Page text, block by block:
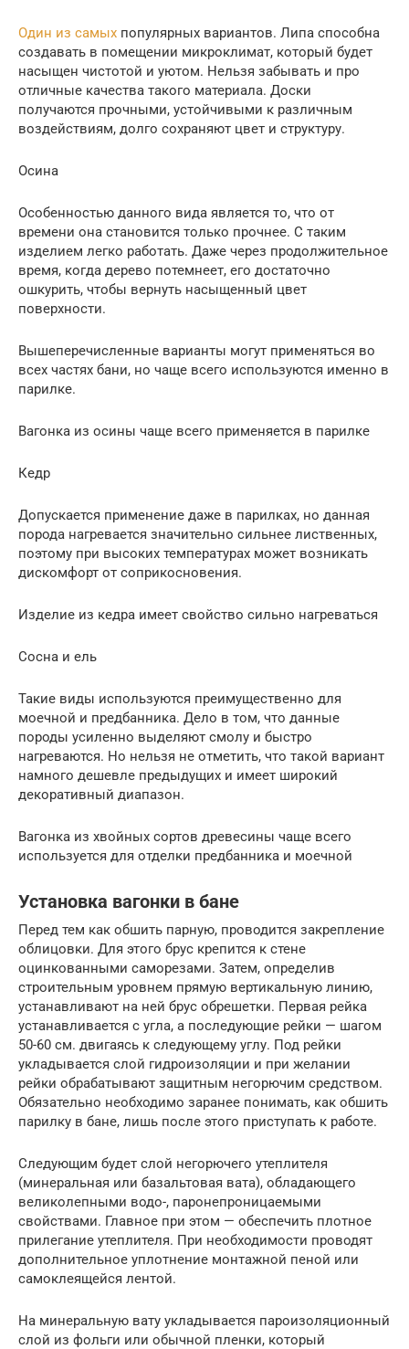
Один из самых популярных вариантов. Липа способна
создавать в помещении микроклимат, который будет
насыщен чистотой и уютом. Нельзя забывать и про
отличные качества такого материала. Доски
получаются прочными, устойчивыми к различным
воздействиям, долго сохраняют цвет и структуру.
Осина
Особенностью данного вида является то, что от
времени она становится только прочнее. С таким
изделием легко работать. Даже через продолжительное
время, когда дерево потемнеет, его достаточно
ошкурить, чтобы вернуть насыщенный цвет
поверхности.
Вышеперечисленные варианты могут применяться во
всех частях бани, но чаще всего используются именно в
парилке.
Вагонка из осины чаще всего применяется в парилке
Кедр
Допускается применение даже в парилках, но данная
порода нагревается значительно сильнее лиственных,
поэтому при высоких температурах может возникать
дискомфорт от соприкосновения.
Изделие из кедра имеет свойство сильно нагреваться
Сосна и ель
Такие виды используются преимущественно для
моечной и предбанника. Дело в том, что данные
породы усиленно выделяют смолу и быстро
нагреваются. Но нельзя не отметить, что такой вариант
намного дешевле предыдущих и имеет широкий
декоративный диапазон.
Вагонка из хвойных сортов древесины чаще всего
используется для отделки предбанника и моечной
Установка вагонки в бане
Перед тем как обшить парную, проводится закрепление
облицовки. Для этого брус крепится к стене
оцинкованными саморезами. Затем, определив
строительным уровнем прямую вертикальную линию,
устанавливают на ней брус обрешетки. Первая рейка
устанавливается с угла, а последующие рейки — шагом
50-60 см. двигаясь к следующему углу. Под рейки
укладывается слой гидроизоляции и при желании
рейки обрабатывают защитным негорючим средством.
Обязательно необходимо заранее понимать, как обшить
парилку в бане, лишь после этого приступать к работе.
Следующим будет слой негорючего утеплителя
(минеральная или базальтовая вата), обладающего
великолепными водо-, паронепроницаемыми
свойствами. Главное при этом — обеспечить плотное
прилегание утеплителя. При необходимости проводят
дополнительное уплотнение монтажной пеной или
самоклеящейся лентой.
На минеральную вату укладывается пароизоляционный
слой из фольги или обычной пленки, который